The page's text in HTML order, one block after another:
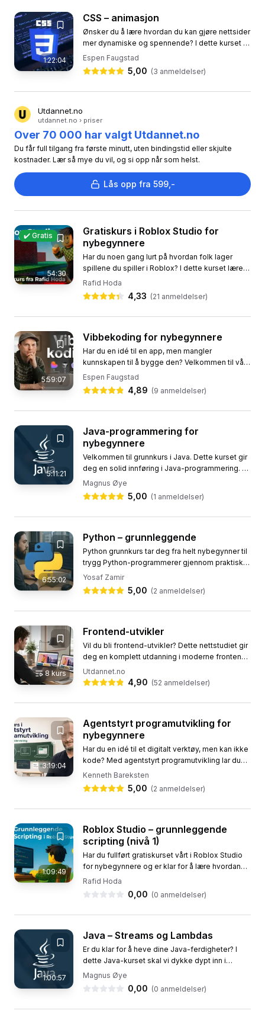
1:22:04
CSS – animasjon
Ønsker du å lære hvordan du kan gjøre nettsider
mer dynamiske og spennende? I dette kurset vil
du oppdage hvordan du kan bruke CSS-
animasjoner for å få...
Espen Faugstad
5,00 (3 anmeldelser)
Utdannet.no
utdannet.no › priser
Over 70 000 har valgt Utdannet.no
Du får full tilgang fra første minutt, uten bindingstid eller skjulte
kostnader. Lær så mye du vil, og si opp når som helst.
Lås opp fra 599,-
✔️ Gratis
54:30
Gratiskurs i Roblox Studio for
nybegynnere
Har du noen gang lurt på hvordan folk lager
spillene du spiller i Roblox? I dette kurset lærer
du å lage ditt eget Roblox-spill – helt fra bunnen
av.Sammen med...
Rafid Hoda
4,33 (21 anmeldelser)
5:59:07
Vibbekoding for nybegynnere
Har du en idé til en app, men mangler
kunnskapen til å bygge den? Velkommen til vårt
kurs i vibbekoding, kurset som river ned muren
mellom idé og virkelighet....
Espen Faugstad
4,89 (9 anmeldelser)
5:11:21
Java-programmering for
nybegynnere
Velkommen til grunnkurs i Java. Dette kurset gir
deg en solid innføring i Java-programmering. Vi
dekker alt fra grunnleggende syntaks og
datatyper til...
Magnus Øye
5,00 (1 anmeldelser)
6:55:02
Python – grunnleggende
Python grunnkurs tar deg fra helt nybegynner til
trygg Python-programmerer gjennom praktiske
eksempler og trinnvis veiledning. Du lærer
hvordan du setter opp...
Yosaf Zamir
5,00 (2 anmeldelser)
8kurs
Frontend-utvikler
Vil du bli frontend-utvikler? Dette nettstudiet gir
deg en komplett utdanning i moderne frontend-
utvikling, fra HTML og CSS til JavaScript og
bygging med...
Utdannet.no
4,90 (52 anmeldelser)
3:19:04
Agentstyrt programutvikling for
nybegynnere
Har du en idé til et digitalt verktøy, men kan ikke
kode? Med agentstyrt programutvikling lar du
KI-en være utvikleren, mens du styrer hva som
skal lages. I...
Kenneth Bareksten
5,00 (2 anmeldelser)
1:09:49
Roblox Studio – grunnleggende
scripting (nivå 1)
Har du fullført gratiskurset vårt i Roblox Studio
for nybegynnere og er klar for å lære hvordan
ekte kode kan gjøre spillene dine enda kulere? I
Rafid Hoda
0,00 (0 anmeldelser)
1:00:57
Java – Streams og Lambdas
Er du klar for å heve dine Java-ferdigheter? I
dette Java-kurset skal vi dykke dypt inn i
verdenen av Java Streams og Lambdas, to
kraftige funksjoner som vil...
Magnus Øye
0,00 (0 anmeldelser)